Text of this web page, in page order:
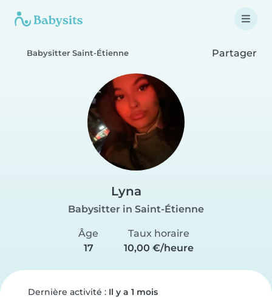
Babysitter Saint-Étienne Partager
Lyna
Babysitter in Saint-Étienne
Âge
17
Taux horaire
10,00 €/heure
Dernière activité : Il y a 1 mois